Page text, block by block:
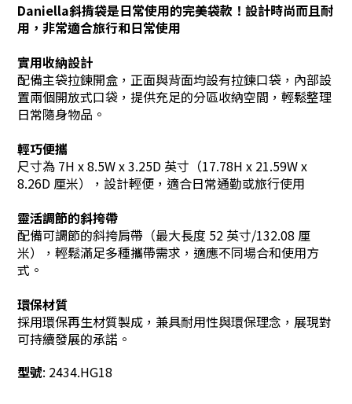
Daniella斜揹袋是日常使用的完美袋款！設計時尚而且耐
用，非常適合旅行和日常使用
實用收納設計
配備主袋拉鍊開盒，正面與背面均設有拉鍊口袋，內部設
置兩個開放式口袋，提供充足的分區收納空間，輕鬆整理
日常隨身物品。
輕巧便攜
尺寸為 7H x 8.5W x 3.25D 英寸（17.78H x 21.59W x
8.26D 厘米），設計輕便，適合日常通勤或旅行使用
靈活調節的斜挎帶
配備可調節的斜挎肩帶（最大長度 52 英寸/132.08 厘
米），輕鬆滿足多種攜帶需求，適應不同場合和使用方
式。
環保材質
採用環保再生材質製成，兼具耐用性與環保理念，展現對
可持續發展的承諾。
型號: 2434.HG18